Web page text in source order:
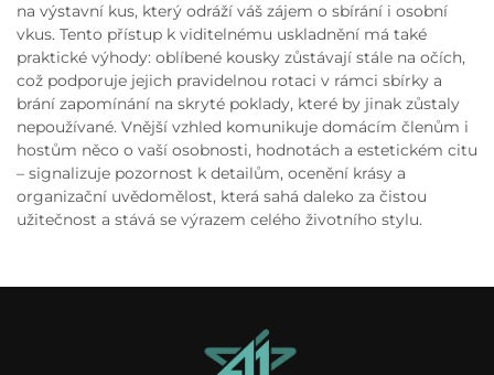
na výstavní kus, který odráží váš zájem o sbírání i osobní
vkus. Tento přístup k viditelnému uskladnění má také
praktické výhody: oblíbené kousky zůstávají stále na očích,
což podporuje jejich pravidelnou rotaci v rámci sbírky a
brání zapomínání na skryté poklady, které by jinak zůstaly
nepoužívané. Vnější vzhled komunikuje domácím členům i
hostům něco o vaší osobnosti, hodnotách a estetickém citu
– signalizuje pozornost k detailům, ocenění krásy a
organizační uvědomělost, která sahá daleko za čistou
užitečnost a stává se výrazem celého životního stylu.